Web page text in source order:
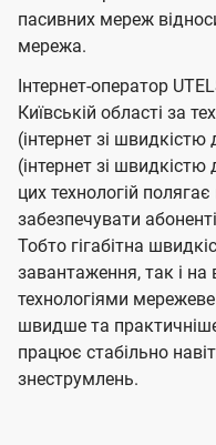
пасивних мереж
мережа.
Інтернет-оператор
Київській області за
(інтернет зі швидкістю
(інтернет зі
цих технологій
забезпечувати
Тобто гігабітна
завантаження, так і
технологіями
швидше та
працює стабільно
знеструмлень.